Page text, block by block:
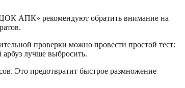
АПК» рекомендуют обратить внимание на
проверки можно провести простой тест:
арбуз лучше выбросить.
Это предотвратит быстрое размножение